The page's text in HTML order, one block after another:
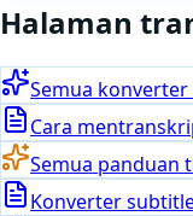
Halaman
Semua
Cara
Semua panduan
Konverter subtitle